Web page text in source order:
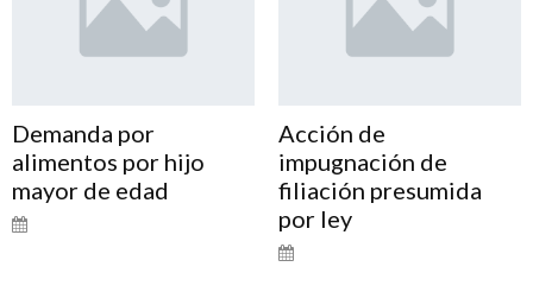
Demanda por
alimentos por hijo
mayor de edad
Acción de
impugnación de
filiación presumida
por ley